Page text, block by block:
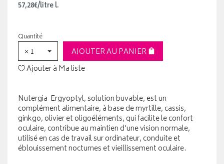
57,28€/litrel.
Quantité
× 1
AJOUTER AU PANIER
Ajouter à Ma liste
Nutergia Ergyoptyl, solution buvable, est un
complément alimentaire, à base de myrtille, cassis,
ginkgo, olivier et oligoéléments, qui facilite le confort
oculaire, contribue au maintien d'une vision normale,
utilisé en cas de travail sur ordinateur, conduite et
éblouissement nocturnes et vieillissement oculaire.